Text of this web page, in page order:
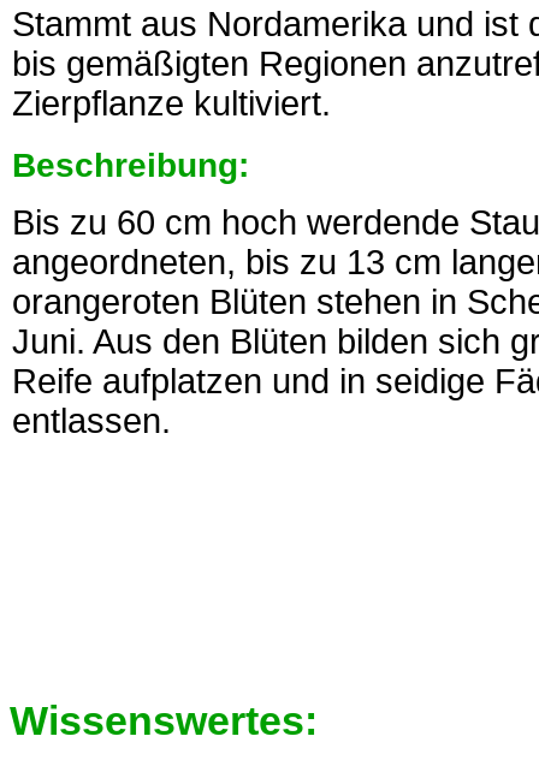
Stammt aus Nordamerika und ist
bis gemäßigten Regionen
Zierpflanze kultiviert.
Beschreibung:
Bis zu 60 cm hoch werdende
angeordneten, bis zu 13 cm
orangeroten Blüten stehen in
Juni. Aus den Blüten bilden sich
Reife aufplatzen und in seidige
entlassen.
Wissenswertes: